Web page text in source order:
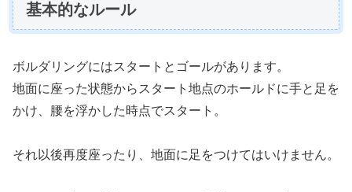
基本的なルール
ボルダリングにはスタートとゴールがあります。
地面に座った状態からスタート地点のホールドに手と足を
かけ、腰を浮かした時点でスタート。
それ以後再度座ったり、地面に足をつけてはいけません。